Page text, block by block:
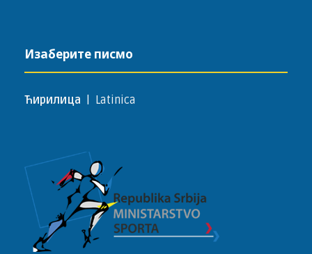
Изаберите писмо
Ћирилица Latinica